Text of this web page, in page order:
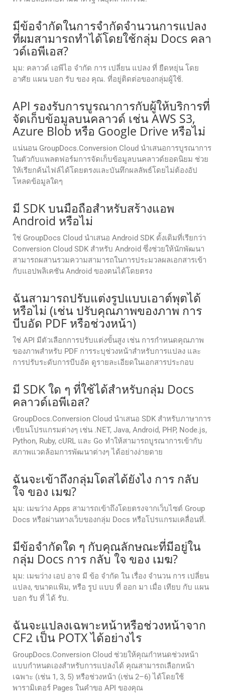
มีข้อจํากัดในการจํากัดจํานวนการแปลง
ที่ผมสามารถทําได้โดยใช้กลุ่ม Docs คลา
วด์เอพีเอส?
มุม: คลาวด์ เอพีไอ จํากัด การ เปลี่ยน แปลง ที่ ยืดหยุ่น โดย
อาศัย แผน บอก รับ ของ คุณ. ที่อยู่ติดต่อของกลุ่มผู้ใช้.
API รองรับการบูรณาการกับผู้ให้บริการที่
จัดเก็บข้อมูลบนคลาวด์ เช่น AWS S3,
Azure Blob หรือ Google Drive หรือไม่
แน่นอน GroupDocs.Conversion Cloud นำเสนอการบูรณาการ
ในตัวกับแพลตฟอร์มการจัดเก็บข้อมูลบนคลาวด์ยอดนิยม ช่วย
ให้เรียกค้นไฟล์ได้โดยตรงและบันทึกผลลัพธ์โดยไม่ต้องอัป
โหลดข้อมูลใดๆ
มี SDK บนมือถือสำหรับสร้างแอพ
Android หรือไม่
ใช่ GroupDocs Cloud นำเสนอ Android SDK ดั้งเดิมที่เรียกว่า
Conversion Cloud SDK สำหรับ Android ซึ่งช่วยให้นักพัฒนา
สามารถผสานรวมความสามารถในการประมวลผลเอกสารเข้า
กับแอปพลิเคชัน Android ของตนได้โดยตรง
ฉันสามารถปรับแต่งรูปแบบเอาต์พุตได้
หรือไม่ (เช่น ปรับคุณภาพของภาพ การ
บีบอัด PDF หรือช่วงหน้า)
ใช่ API มีตัวเลือกการปรับแต่งขั้นสูง เช่น การกำหนดคุณภาพ
ของภาพสำหรับ PDF การระบุช่วงหน้าสำหรับการแปลง และ
การปรับระดับการบีบอัด ดูรายละเอียดในเอกสารประกอบ
มี SDK ใด ๆ ที่ใช้ได้สําหรับกลุ่ม Docs
คลาวด์เอพีเอส?
GroupDocs.Conversion Cloud นำเสนอ SDK สำหรับภาษาการ
เขียนโปรแกรมต่างๆ เช่น .NET, Java, Android, PHP, Node.js,
Python, Ruby, cURL และ Go ทำให้สามารถบูรณาการเข้ากับ
สภาพแวดล้อมการพัฒนาต่างๆ ได้อย่างง่ายดาย
ฉันจะเข้าถึงกลุ่มโดสได้ยังไง การ กลับ
ใจ ของ เมฆ?
มุม: เมฆว่าง Apps สามารถเข้าถึงโดยตรงจากเว็บไซต์ Group
Docs หรือผ่านทางเว็บของกลุ่ม Docs หรือโปรแกรมเคลื่อนที่.
มีข้อจํากัดใด ๆ กับคุณลักษณะที่มีอยู่ใน
กลุ่ม Docs การ กลับ ใจ ของ เมฆ?
มุม: เมฆว่าง เอป อาจ มี ข้อ จํากัด ใน เรื่อง จํานวน การ เปลี่ยน
แปลง, ขนาดแฟ้ม, หรือ รูป แบบ ที่ ออก มา เมื่อ เทียบ กับ แผน
บอก รับ ที่ ได้ รับ.
ฉันจะแปลงเฉพาะหน้าหรือช่วงหน้าจาก
CF2 เป็น POTX ได้อย่างไร
GroupDocs.Conversion Cloud ช่วยให้คุณกำหนดช่วงหน้า
แบบกำหนดเองสำหรับการแปลงได้ คุณสามารถเลือกหน้า
เฉพาะ (เช่น 1, 3, 5) หรือช่วงหน้า (เช่น 2–6) ได้โดยใช้
พารามิเตอร์ Pages ในคำขอ API ของคุณ